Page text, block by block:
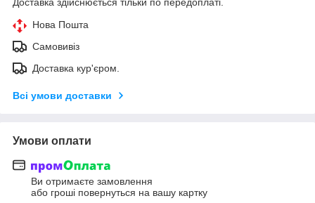
Нова Пошта
Самовивіз
Доставка кур'єром.
Всі умови доставки
Умови оплати
Ви отримаєте замовлення
або гроші повернуться на вашу картку